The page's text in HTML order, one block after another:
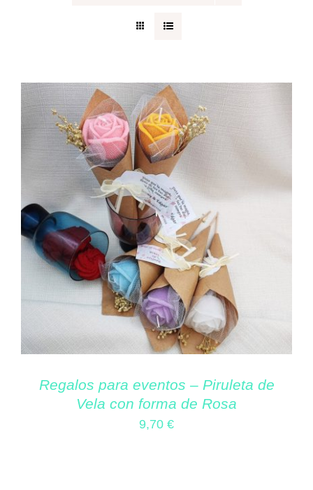
Blog
Contacto
Regalos para eventos – Piruleta de
Vela con forma de Rosa
9,70 €